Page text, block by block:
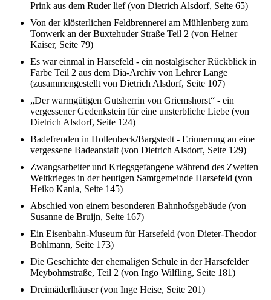
Prink aus dem Ruder lief (von Dietrich Alsdorf, Seite 65)
Von der klösterlichen Feldbrennerei am Mühlenberg zum
Tonwerk an der Buxtehuder Straße Teil 2 (von Heiner
Kaiser, Seite 79)
Es war einmal in Harsefeld - ein nostalgischer Rückblick in
Farbe Teil 2 aus dem Dia-Archiv von Lehrer Lange
(zusammengestellt von Dietrich Alsdorf, Seite 107)
„Der warmgütigen Gutsherrin von Griemshorst“ - ein
vergessener Gedenkstein für eine unsterbliche Liebe (von
Dietrich Alsdorf, Seite 124)
Badefreuden in Hollenbeck/Bargstedt - Erinnerung an eine
vergessene Badeanstalt (von Dietrich Alsdorf, Seite 129)
Zwangsarbeiter und Kriegsgefangene während des Zweiten
Weltkrieges in der heutigen Samtgemeinde Harsefeld (von
Heiko Kania, Seite 145)
Abschied von einem besonderen Bahnhofsgebäude (von
Susanne de Bruijn, Seite 167)
Ein Eisenbahn-Museum für Harsefeld (von Dieter-Theodor
Bohlmann, Seite 173)
Die Geschichte der ehemaligen Schule in der Harsefelder
Meybohmstraße, Teil 2 (von Ingo Wilfling, Seite 181)
Dreimäderlhäuser (von Inge Heise, Seite 201)